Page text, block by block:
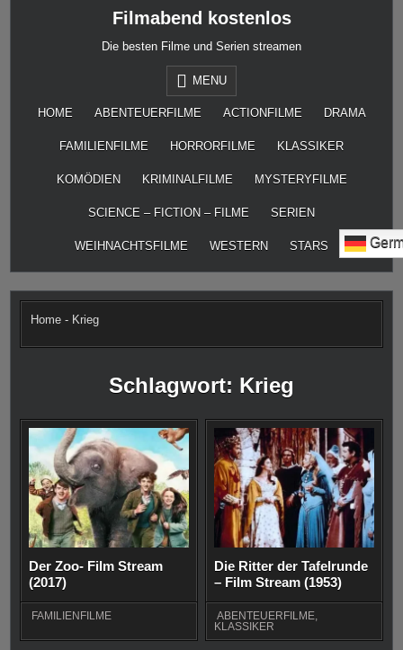
Filmabend kostenlos
Die besten Filme und Serien streamen
MENU
HOME ABENTEUERFILME ACTIONFILME DRAMA
FAMILIENFILME HORRORFILME KLASSIKER
KOMÖDIEN KRIMINALFILME MYSTERYFILME
SCIENCE – FICTION – FILME SERIEN
WEIHNACHTSFILME WESTERN STARS
Home - Krieg
Schlagwort: Krieg
Der Zoo- Film Stream
(2017)
FAMILIENFILME
Die Ritter der Tafelrunde
– Film Stream (1953)
ABENTEUERFILME,
KLASSIKER